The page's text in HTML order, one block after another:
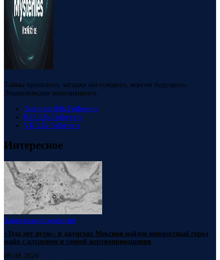
Тайны прошлого, загадки настоящего, версии будущего.
Энциклопедия непознанного.
Telegram 88k Followers
RSS 23k Followers
VK 23k Followers
Интересное
Запретная археология
«Туда нет пути»: в джунглях Мексики найден неизвестный город
майя с алтарями и сценой жертвоприношения
09.08.2026